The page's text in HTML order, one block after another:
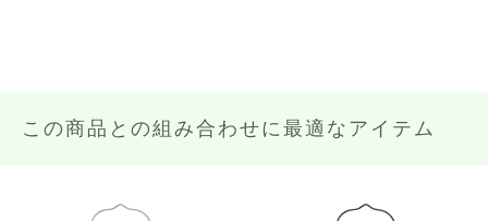
この商品との組み合わせに最適なアイテム